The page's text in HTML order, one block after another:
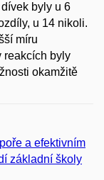
byly u 6
u 14 nikoli.
míru
reakcích byly
okamžitě
a efektivním
základní školy